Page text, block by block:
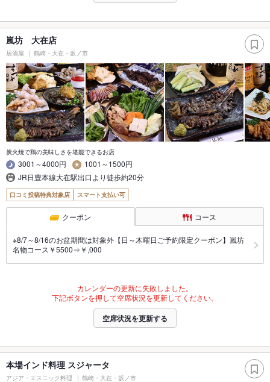
嵐坊 大在店
居酒屋 鶴崎・大在・坂ノ市
炭火焼で鶏の美味しさを堪能できるお店
3001～4000円
1001～1500円
JR日豊本線大在駅出口より徒歩約20分
口コミ投稿特典対象店 スマート支払い可
クーポン コース
※8/7～8/16のお盆期間は対象外【日～木曜日ご予約限定クーポン】嵐坊
名物コース￥5500⇒￥,000
カレンダーの更新に失敗しました。
下記ボタンを押して空席状況を更新してください。
空席状況を更新する
本場インド料理 スジャータ
アジア・エスニック料理 鶴崎・大在・坂ノ市